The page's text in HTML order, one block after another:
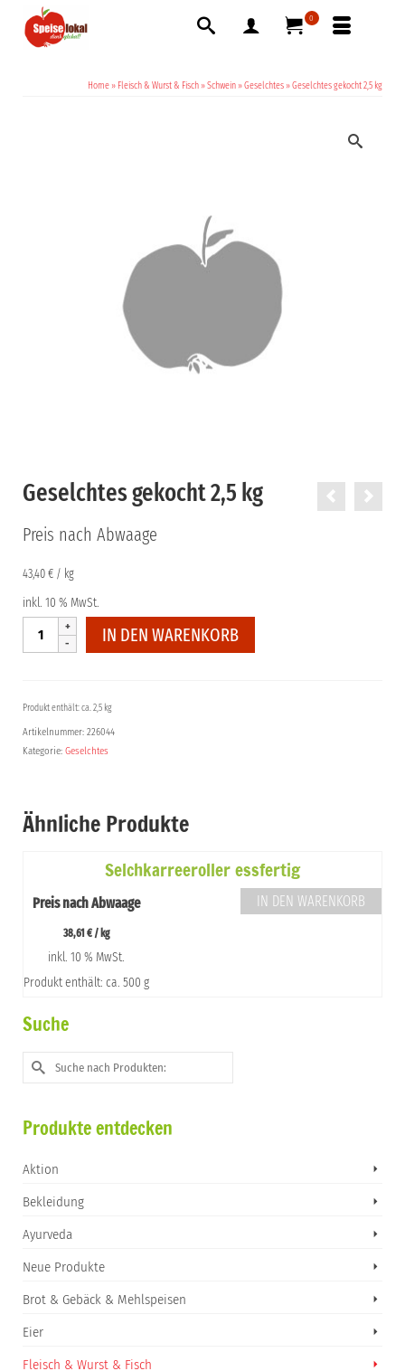
0
Home » Fleisch & Wurst & Fisch »Schwein »Geselchtes »Geselchtes gekocht 2,5 kg
Geselchtes gekocht 2,5 kg
Preis nach Abwaage
43,40€ / kg
inkl. 10 % MwSt.
Geselchtes
gekocht
Menge
IN DEN WARENKORB
Produkt enthält: ca. 2,5 kg
Artikelnummer: 226044
Kategorie: Geselchtes
Ähnliche Produkte
Selchkarreeroller essfertig
Preis nach Abwaage
38,61 € / kg
inkl. 10 % MwSt.
Produkt enthält: ca. 500 g
IN DEN WARENKORB
Suche
Suche
nach:
Produkte entdecken
Aktion
Bekleidung
Ayurveda
Neue Produkte
Brot & Gebäck & Mehlspeisen
Eier
Fleisch & Wurst & Fisch